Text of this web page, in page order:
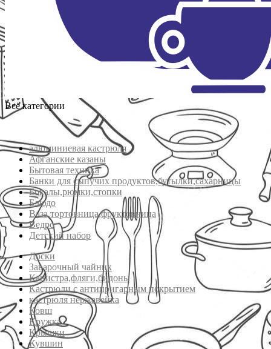
Все категории
алюминиевая кастрюля
Афганские казаны
Бытовая техника
Банки для сыпучих продуктов,бутылки,сахарницы
Бокалы,рюмки,стопки
Блюдо
Ваза,тортовница,фруктовница
Ведро
Детский набор
Доски
Заварочный чайник
Канистра,фляги,бидоны
Кастрюли с антипригарным покрытием
кастрюля нержавейка
Ковш
Кружка
Крышки
Кувшин